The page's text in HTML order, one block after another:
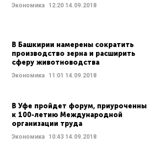
Экономика 12:20 14.09.2018
В Башкирии намерены сократить
производство зерна и расширить
сферу животноводства
Экономика 11:01 14.09.2018
В Уфе пройдет форум,
к 100-летию Международной
организации труда
Экономика 10:43 14.09.2018